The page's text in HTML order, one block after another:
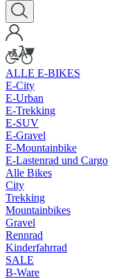
ALLE E-BIKES
E-City
E-Urban
E-Trekking
E-SUV
E-Gravel
E-Mountainbike
E-Lastenrad und Cargo
Alle Bikes
City
Trekking
Mountainbikes
Gravel
Rennrad
Kinderfahrrad
SALE
B-Ware